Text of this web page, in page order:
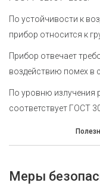
По устойчивости к
прибор относится к
Прибор отвечает
воздействию помех в
По уровню излучения
соответствует ГОСТ
Меры